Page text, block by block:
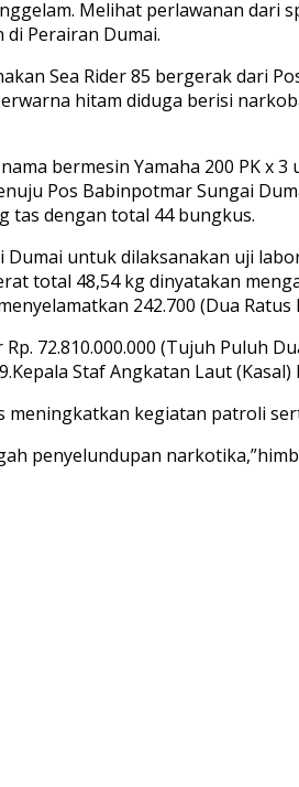
Melihat perlawanan
Perairan Dumai.
Sea Rider 85 bergerak dari
hitam diduga berisi
bermesin Yamaha 200 PK x
Pos Babinpotmar Sungai
tas dengan total 44 bungkus.
untuk dilaksanakan uji
total 48,54 kg dinyatakan
242.700 (Dua
72.810.000.000 (Tujuh Puluh
Staf Angkatan Laut (Kasal)
kegiatan patroli
penyelundupan